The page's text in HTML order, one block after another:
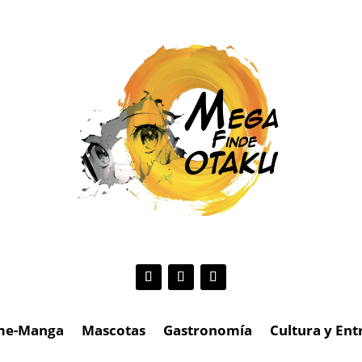
Manga Mascotas Gastronomía Cultura y